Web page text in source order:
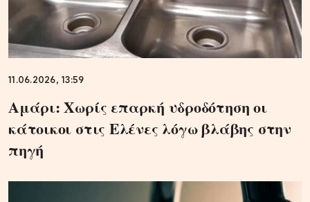
11.06.2026, 13:59
Αμάρι: Χωρίς επαρκή υδροδότηση οι
κάτοικοι στις Ελένες λόγω βλάβης στην
πηγή